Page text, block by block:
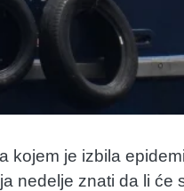
kojem je izbila
nedelje znati da li će